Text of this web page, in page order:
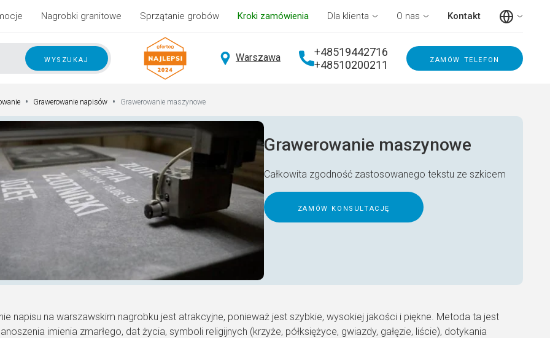
Nagrobki granitowe Sprzątanie grobów Kroki zamówienia Dla klienta O nas Kontakt
wyszukaj Warszawa
+48519442716
+48510200211
zamów telefon
• Grawerowanie napisów • Grawerowanie maszynowe
Grawerowanie maszynowe
Całkowita zgodność zastosowanego tekstu ze szkicem
zamów konsultację
napisu na warszawskim nagrobku jest atrakcyjne, ponieważ jest szybkie, wysokiej jakości i piękne. Metoda ta jest
imienia zmarłego, dat życia, symboli religijnych (krzyże, półksiężyce, gwiazdy, gałęzie, liście), dotykania